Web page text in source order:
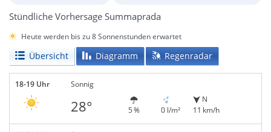
Stündliche Vorhersage Summaprada
Heute werden bis zu 8 Sonnenstunden erwartet
Übersicht Diagramm Regenradar
18-19 Uhr Sonnig
28° 5 % 0 l/m²
N
11 km/h